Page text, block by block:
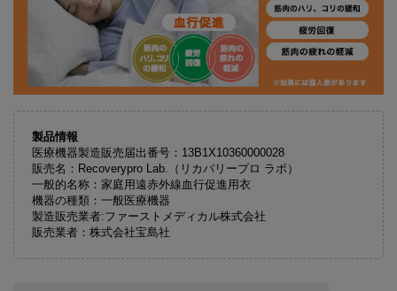
製品情報
医療機器製造販売届出番号：13B1X10360000028
販売名：Recoverypro Lab.（リカバリープロ ラボ）
一般的名称：家庭用遠赤外線血行促進用衣
機器の種類：一般医療機器
製造販売業者:ファーストメディカル株式会社
販売業者：株式会社宝島社